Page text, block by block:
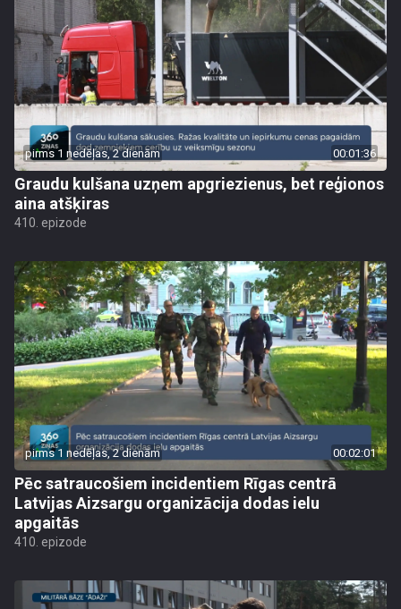
pirms 1 nedēļas, 2 dienām 00:01:36
Graudu kulšana uzņem apgriezienus, bet reģionos
aina atšķiras
410. epizode
pirms 1 nedēļas, 2 dienām 00:02:01
Pēc satraucošiem incidentiem Rīgas centrā
Latvijas Aizsargu organizācija dodas ielu
apgaitās
410. epizode